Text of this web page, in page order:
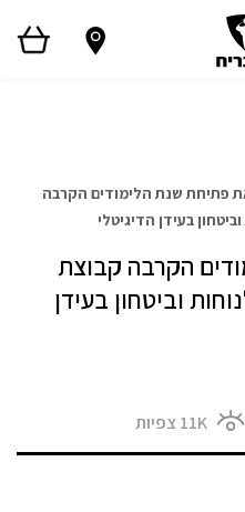
פתיחת שנת הלימודים הקרבה
בעידן הדיגיטלי
הקרבה קבוצת
וביטחון בעידן
11K צפיות